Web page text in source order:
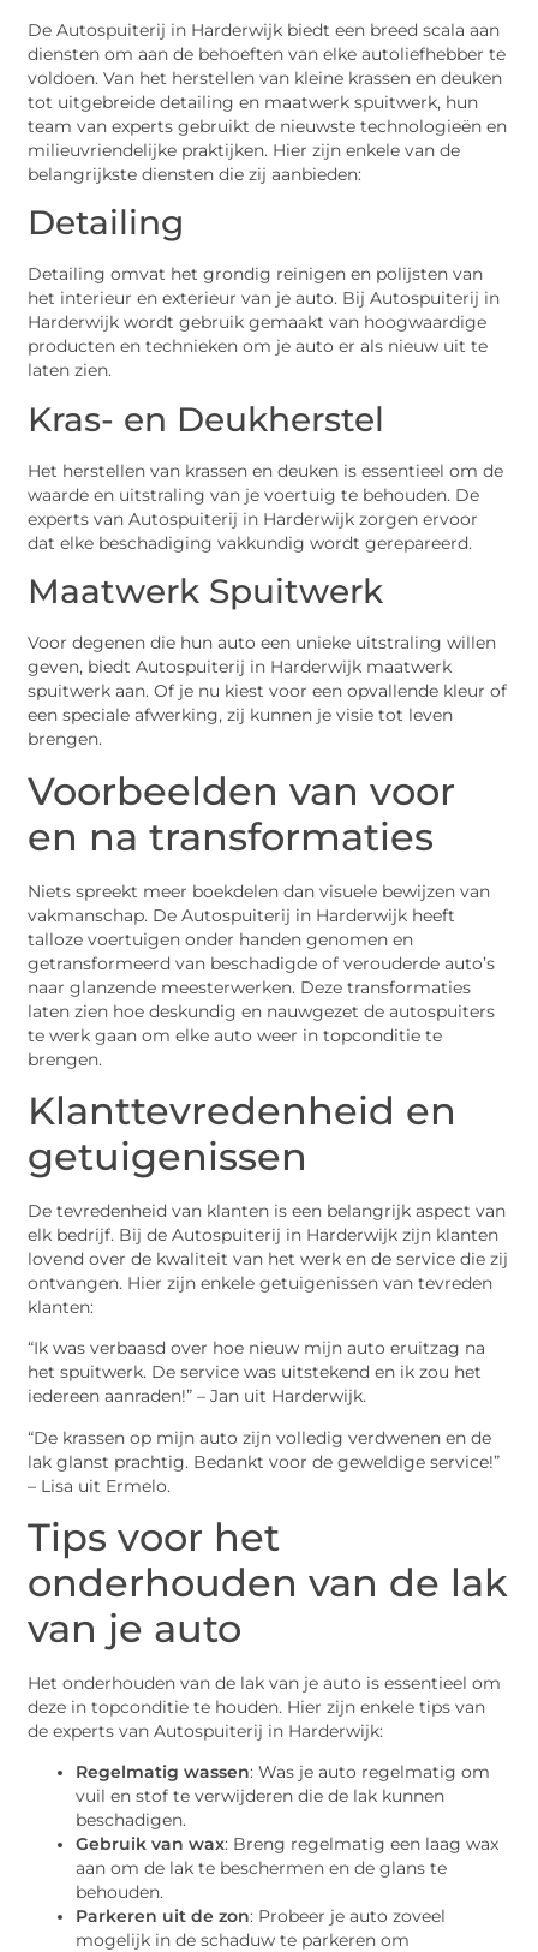
De Autospuiterij in Harderwijk biedt een breed scala aan
diensten om aan de behoeften van elke autoliefhebber te
voldoen. Van het herstellen van kleine krassen en deuken
tot uitgebreide detailing en maatwerk spuitwerk, hun
team van experts gebruikt de nieuwste technologieën en
milieuvriendelijke praktijken. Hier zijn enkele van de
belangrijkste diensten die zij aanbieden:
Detailing
Detailing omvat het grondig reinigen en polijsten van
het interieur en exterieur van je auto. Bij Autospuiterij in
Harderwijk wordt gebruik gemaakt van hoogwaardige
producten en technieken om je auto er als nieuw uit te
laten zien.
Kras- en Deukherstel
Het herstellen van krassen en deuken is essentieel om de
waarde en uitstraling van je voertuig te behouden. De
experts van Autospuiterij in Harderwijk zorgen ervoor
dat elke beschadiging vakkundig wordt gerepareerd.
Maatwerk Spuitwerk
Voor degenen die hun auto een unieke uitstraling willen
geven, biedt Autospuiterij in Harderwijk maatwerk
spuitwerk aan. Of je nu kiest voor een opvallende kleur of
een speciale afwerking, zij kunnen je visie tot leven
brengen.
Voorbeelden van voor
en na transformaties
Niets spreekt meer boekdelen dan visuele bewijzen van
vakmanschap. De Autospuiterij in Harderwijk heeft
talloze voertuigen onder handen genomen en
getransformeerd van beschadigde of verouderde auto’s
naar glanzende meesterwerken. Deze transformaties
laten zien hoe deskundig en nauwgezet de autospuiters
te werk gaan om elke auto weer in topconditie te
brengen.
Klanttevredenheid en
getuigenissen
De tevredenheid van klanten is een belangrijk aspect van
elk bedrijf. Bij de Autospuiterij in Harderwijk zijn klanten
lovend over de kwaliteit van het werk en de service die zij
ontvangen. Hier zijn enkele getuigenissen van tevreden
klanten:
“Ik was verbaasd over hoe nieuw mijn auto eruitzag na
het spuitwerk. De service was uitstekend en ik zou het
iedereen aanraden!” – Jan uit Harderwijk.
“De krassen op mijn auto zijn volledig verdwenen en de
lak glanst prachtig. Bedankt voor de geweldige service!”
– Lisa uit Ermelo.
Tips voor het
onderhouden van de lak
van je auto
Het onderhouden van de lak van je auto is essentieel om
deze in topconditie te houden. Hier zijn enkele tips van
de experts van Autospuiterij in Harderwijk:
Regelmatig wassen: Was je auto regelmatig om
vuil en stof te verwijderen die de lak kunnen
beschadigen.
Gebruik van wax: Breng regelmatig een laag wax
aan om de lak te beschermen en de glans te
behouden.
Parkeren uit de zon: Probeer je auto zoveel
mogelijk in de schaduw te parkeren om